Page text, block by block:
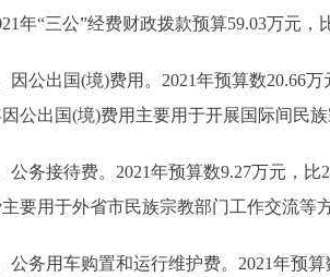
“三公”经费财政拨款预算59.03万元，
公出国(境)费用。2021年预算数20.66万
因公出国(境)费用主要用于开展国际间民
务接待费。2021年预算数9.27万元，比
要用于外省市民族宗教部门工作交流等
务用车购置和运行维护费。2021年预算